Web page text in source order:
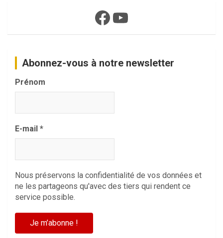
Facebook
YouTube
Abonnez-vous à notre newsletter
Prénom
E-mail *
Nous préservons la confidentialité de vos données et
ne les partageons qu'avec des tiers qui rendent ce
service possible.